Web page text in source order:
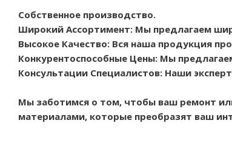
Собственное производство.
Широкий Ассортимент: Мы предлагаем
Высокое Качество: Вся наша продукция
Конкурентоспособные Цены: Мы
Консультации Специалистов: Наши
Мы заботимся о том, чтобы ваш ремонт
материалами, которые преобразят ваш